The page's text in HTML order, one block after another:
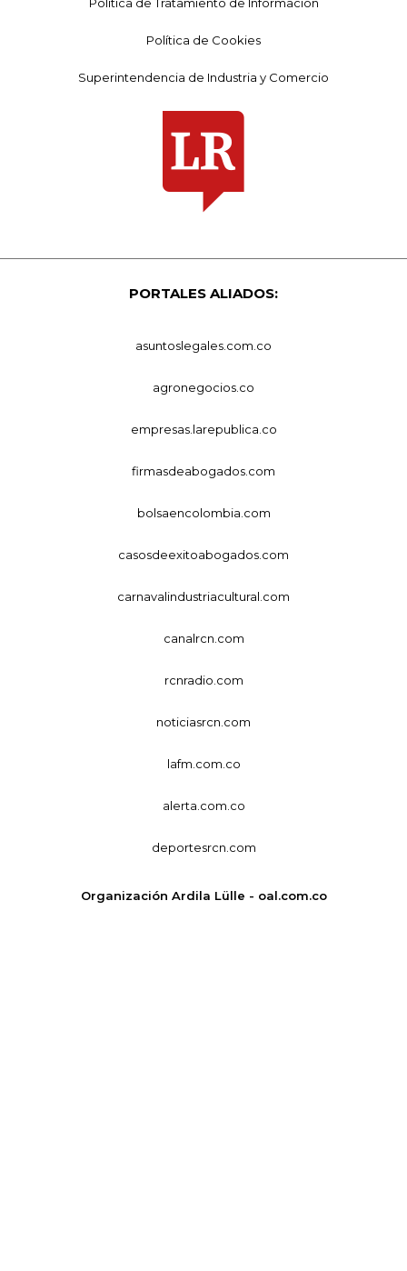
Política de Cookies
Superintendencia de Industria y Comercio
PORTALES ALIADOS:
asuntoslegales.com.co
agronegocios.co
empresas.larepublica.co
firmasdeabogados.com
bolsaencolombia.com
casosdeexitoabogados.com
carnavalindustriacultural.com
canalrcn.com
rcnradio.com
noticiasrcn.com
lafm.com.co
alerta.com.co
deportesrcn.com
Organización Ardila Lülle - oal.com.co